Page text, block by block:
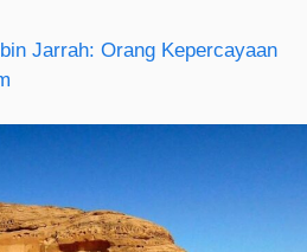
Jarrah: Orang Kepercayaan